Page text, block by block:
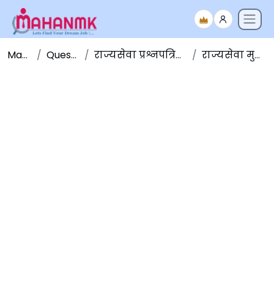
Maha NMK Question Papers राज्यसेवा प्रश्नपत्रिका संच - Question Papers राज्यसेवा मुख्य परीक्षा २०१८ GS-1